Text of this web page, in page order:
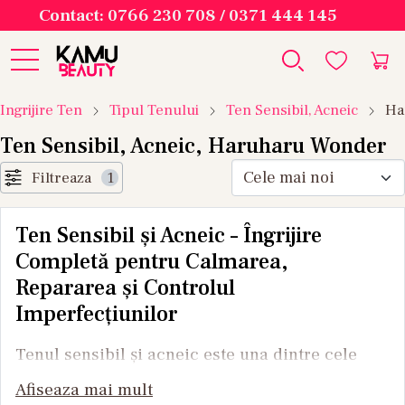
Contact: 0766 230 708 / 0371 444 145
Ingrijire Ten Tipul Tenului Ten Sensibil, Acneic
Ten Sensibil, Acneic, Haruharu Wonder
Filtreaza 1
Ten Sensibil și Acneic – Îngrijire
Completă pentru Calmarea,
Repararea și Controlul
Imperfecțiunilor
Tenul sensibil și acneic este una dintre cele
mai complexe nevoi de îngrijire a pielii,
Afiseaza mai mult